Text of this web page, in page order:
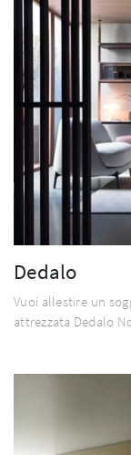
Dedalo
Vuoi allestire un
attrezzata Dedalo